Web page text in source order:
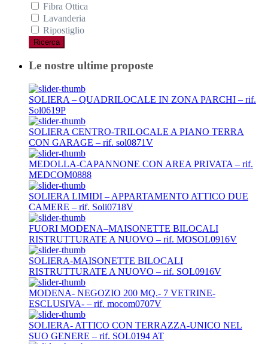
Fibra Ottica
Lavanderia
Ripostiglio
Ricerca
Le nostre ultime proposte
SOLIERA – QUADRILOCALE IN ZONA PARCHI – rif.
Sol0619P
SOLIERA CENTRO-TRILOCALE A PIANO TERRA
CON GARAGE – rif. sol0871V
MEDOLLA-CAPANNONE CON AREA PRIVATA – rif.
MEDCOM0888
SOLIERA LIMIDI – APPARTAMENTO ATTICO DUE
CAMERE – rif. Soli0718V
FUORI MODENA–MAISONETTE BILOCALI
RISTRUTTURATE A NUOVO – rif. MOSOL0916V
SOLIERA-MAISONETTE BILOCALI
RISTRUTTURATE A NUOVO – rif. SOL0916V
MODENA- NEGOZIO 200 MQ.- 7 VETRINE-
ESCLUSIVA- – rif. mocom0707V
SOLIERA- ATTICO CON TERRAZZA-UNICO NEL
SUO GENERE – rif. SOL0194 AT